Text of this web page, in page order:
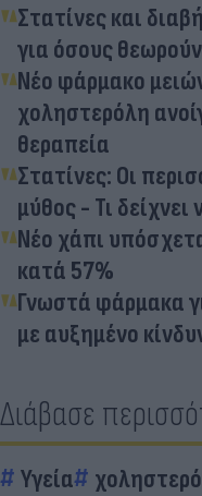
Στατίνες και
για όσους
Νέο φάρμακο
χοληστερόλη
θεραπεία
Στατίνες: Οι
μύθος - Τι δείχνει
Νέο χάπι
κατά 57%
Γνωστά φάρμακα
με αυξημένο
Διάβασε
Υγεία